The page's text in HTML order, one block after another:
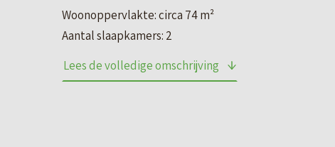
Woonoppervlakte: circa 74 m²
Aantal slaapkamers: 2
Rug-aan-rugwoningen
Lees de volledige omschrijving